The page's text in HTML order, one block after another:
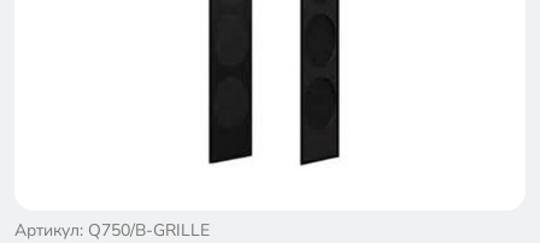
Артикул: Q750/B-GRILLE